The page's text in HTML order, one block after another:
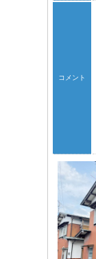
コメント